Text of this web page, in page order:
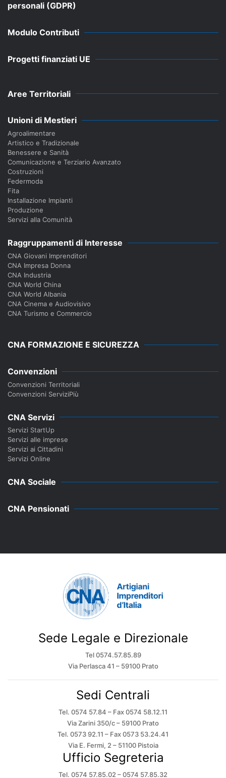
personali (GDPR)
Modulo Contributi
Progetti finanziati UE
Aree Territoriali
Unioni di Mestieri
Agroalimentare
Artistico e Tradizionale
Benessere e Sanità
Comunicazione e Terziario Avanzato
Costruzioni
Federmoda
Fita
Installazione Impianti
Produzione
Servizi alla Comunità
Raggruppamenti di Interesse
CNA Giovani Imprenditori
CNA Impresa Donna
CNA Industria
CNA World China
CNA World Albania
CNA Cinema e Audiovisivo
CNA Turismo e Commercio
CNA FORMAZIONE E SICUREZZA
Convenzioni
Convenzioni Territoriali
Convenzioni ServiziPiù
CNA Servizi
Servizi StartUp
Servizi alle imprese
Servizi ai Cittadini
Servizi Online
CNA Sociale
CNA Pensionati
Sede Legale e Direzionale
Tel 0574.57.85.89
Via Perlasca 41 – 59100 Prato
Sedi Centrali
Tel. 0574 57.84 – Fax 0574 58.12.11
Via Zarini 350/c – 59100 Prato
Tel. 0573 92.11 – Fax 0573 53.24.41
Via E. Fermi, 2 – 51100 Pistoia
Ufficio Segreteria
Tel. 0574 57.85.02 – 0574 57.85.32